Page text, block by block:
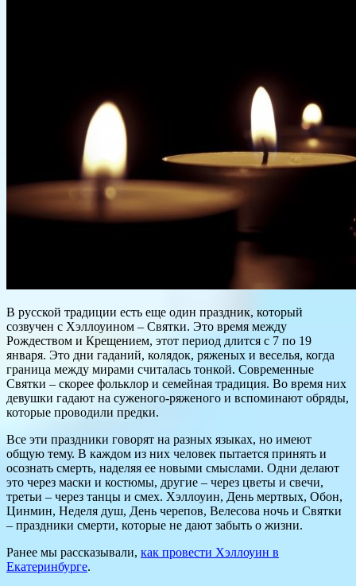
В русской традиции есть еще один праздник, который
созвучен с Хэллоуином – Святки. Это время между
Рождеством и Крещением, этот период длится с 7 по 19
января. Это дни гаданий, колядок, ряженых и веселья, когда
граница между мирами считалась тонкой. Современные
Святки – скорее фольклор и семейная традиция. Во время них
девушки гадают на суженого-ряженого и вспоминают обряды,
которые проводили предки.
Все эти праздники говорят на разных языках, но имеют
общую тему. В каждом из них человек пытается принять и
осознать смерть, наделяя ее новыми смыслами. Одни делают
это через маски и костюмы, другие – через цветы и свечи,
третьи – через танцы и смех. Хэллоуин, День мертвых, Обон,
Цинмин, Неделя душ, День черепов, Велесова ночь и Святки
– праздники смерти, которые не дают забыть о жизни.
Ранее мы рассказывали, как провести Хэллоуин в
Екатеринбурге.